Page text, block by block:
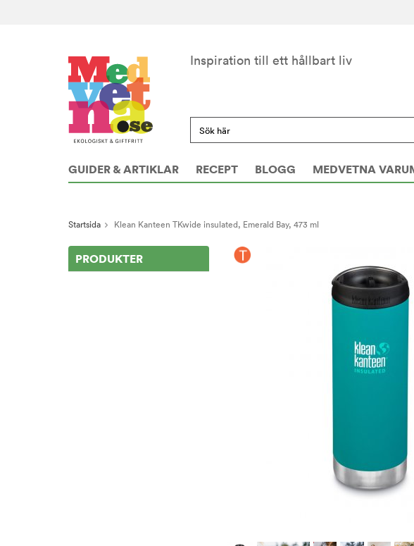
Inspiration till ett hållbart liv
GUIDER & ARTIKLAR RECEPT BLOGG MEDVETNA
Startsida Klean Kanteen TKwide insulated, Emerald Bay, 473 ml
PRODUKTER